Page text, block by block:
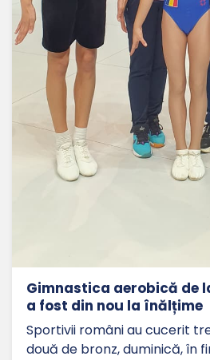
Gimnastica aerobică de
a fost din nou la înălțime
Sportivii români au cucerit
două de bronz, duminică, în